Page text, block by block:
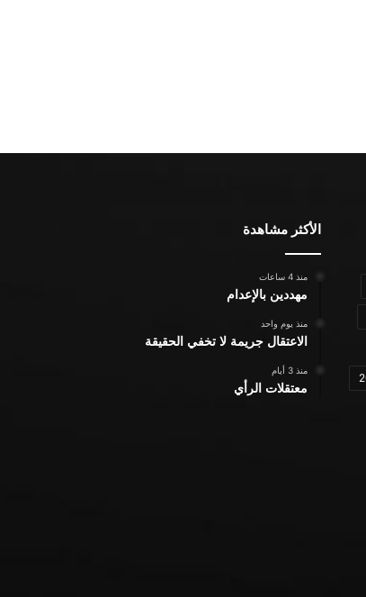
الأكثر مشاهدة
منذ 4 ساعات
مهددين بالإعدام
منذ يوم واحد
الاعتقال جريمة لا تخفي الحقيقة
منذ 3 أيام
معتقلات الرأي